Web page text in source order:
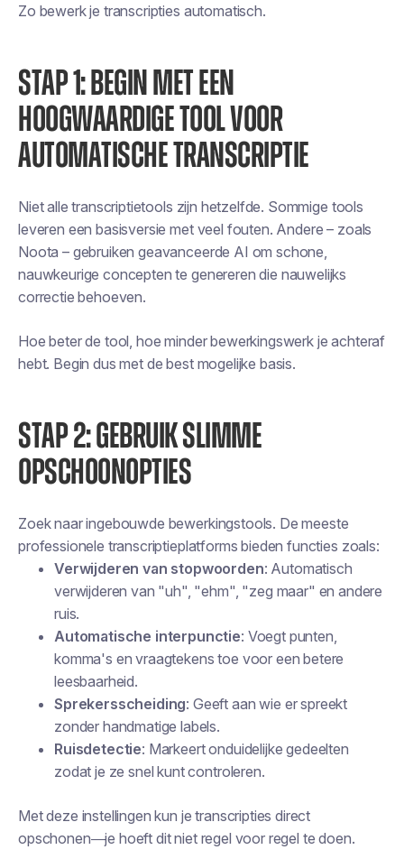
Zo bewerk je transcripties automatisch.
STAP 1: BEGIN MET EEN
HOOGWAARDIGE TOOL VOOR
AUTOMATISCHE TRANSCRIPTIE
Niet alle transcriptietools zijn hetzelfde. Sommige tools
leveren een basisversie met veel fouten. Andere – zoals
Noota – gebruiken geavanceerde AI om schone,
nauwkeurige concepten te genereren die nauwelijks
correctie behoeven.
Hoe beter de tool, hoe minder bewerkingswerk je achteraf
hebt. Begin dus met de best mogelijke basis.
STAP 2: GEBRUIK SLIMME
OPSCHOONOPTIES
Zoek naar ingebouwde bewerkingstools. De meeste
professionele transcriptieplatforms bieden functies zoals:
Verwijderen van stopwoorden: Automatisch
verwijderen van "uh", "ehm", "zeg maar" en andere
ruis.
Automatische interpunctie: Voegt punten,
komma's en vraagtekens toe voor een betere
leesbaarheid.
Sprekersscheiding: Geeft aan wie er spreekt
zonder handmatige labels.
Ruisdetectie: Markeert onduidelijke gedeelten
zodat je ze snel kunt controleren.
Met deze instellingen kun je transcripties direct
opschonen—je hoeft dit niet regel voor regel te doen.